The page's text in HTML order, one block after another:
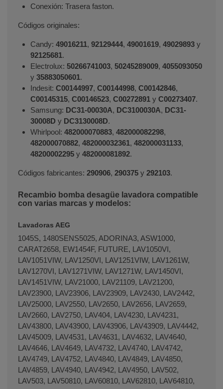
Conexión: Trasera faston.
Códigos originales:
Candy: 49016211, 92129444, 49001619, 49029893 y
92125681.
Electrolux: 50266741003, 50245289009, 4055093050
y 35883050601.
Indesit: C00144997, C00144998, C00142846,
C00145315, C00146523, C00272891 y C00273407.
Samsung: DC31-00030A, DC3100030A, DC31-
30008D y DC3130008D.
Whirlpool: 482000070883, 482000082298,
482000070882, 482000032361, 482000031133,
48200002295 y 482000081892.
Códigos fabricantes: 290906, 290375 y 292103.
Recambio bomba desagüe lavadora compatible
con varias marcas y modelos:
Lavadoras AEG
1045S, 1480SENS5025, ADORINA3, ASW1000,
CARAT2658, EW1454F, FUTURE, LAV1050VI,
LAV1051VIW, LAV1250VI, LAV1251VIW, LAV1261W,
LAV1270VI, LAV1271VIW, LAV1271W, LAV1450VI,
LAV1451VIW, LAV21000, LAV21109, LAV21200,
LAV23900, LAV23906, LAV23909, LAV2430, LAV2442,
LAV25000, LAV2550, LAV2650, LAV2656, LAV2659,
LAV2660, LAV2750, LAV404, LAV4230, LAV4231,
LAV43800, LAV43900, LAV43906, LAV43909, LAV4442,
LAV45009, LAV4531, LAV4631, LAV4632, LAV4640,
LAV4646, LAV4649, LAV4732, LAV4740, LAV4742,
LAV4749, LAV4752, LAV4840, LAV4849, LAV4850,
LAV4859, LAV4940, LAV4942, LAV4950, LAV502,
LAV503, LAV50810, LAV60810, LAV62810, LAV64810,